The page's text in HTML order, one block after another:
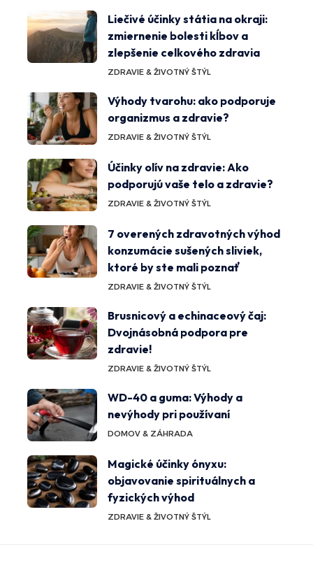
Liečivé účinky státia na okraji:
zmiernenie bolesti kĺbov a
zlepšenie celkového zdravia
ZDRAVIE & ŽIVOTNÝ ŠTÝL
Výhody tvarohu: ako podporuje
organizmus a zdravie?
ZDRAVIE & ŽIVOTNÝ ŠTÝL
Účinky olív na zdravie: Ako
podporujú vaše telo a zdravie?
ZDRAVIE & ŽIVOTNÝ ŠTÝL
7 overených zdravotných výhod
konzumácie sušených sliviek,
ktoré by ste mali poznať
ZDRAVIE & ŽIVOTNÝ ŠTÝL
Brusnicový a echinaceový čaj:
Dvojnásobná podpora pre
zdravie!
ZDRAVIE & ŽIVOTNÝ ŠTÝL
WD-40 a guma: Výhody a
nevýhody pri používaní
DOMOV & ZÁHRADA
Magické účinky ónyxu:
objavovanie spirituálnych a
fyzických výhod
ZDRAVIE & ŽIVOTNÝ ŠTÝL